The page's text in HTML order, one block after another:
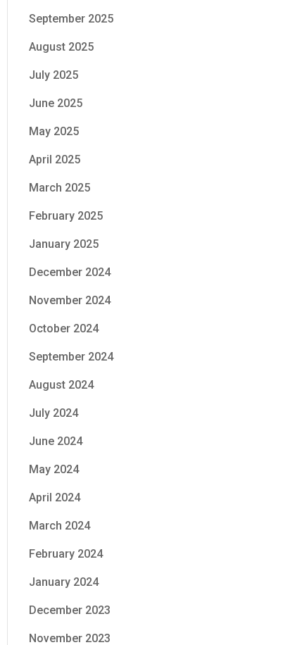
September 2025
August 2025
July 2025
June 2025
May 2025
April 2025
March 2025
February 2025
January 2025
December 2024
November 2024
October 2024
September 2024
August 2024
July 2024
June 2024
May 2024
April 2024
March 2024
February 2024
January 2024
December 2023
November 2023